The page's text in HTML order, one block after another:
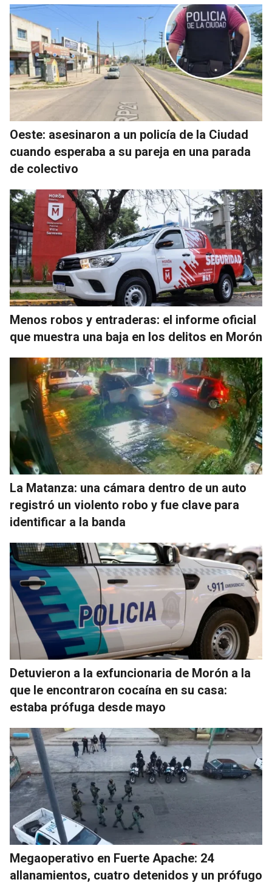
Oeste: asesinaron a un policía de la Ciudad
cuando esperaba a su pareja en una parada
de colectivo
Menos robos y entraderas: el informe oficial
que muestra una baja en los delitos en Morón
La Matanza: una cámara dentro de un auto
registró un violento robo y fue clave para
identificar a la banda
Detuvieron a la exfuncionaria de Morón a la
que le encontraron cocaína en su casa:
estaba prófuga desde mayo
Megaoperativo en Fuerte Apache: 24
allanamientos, cuatro detenidos y un prófugo